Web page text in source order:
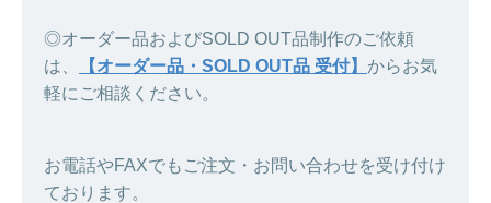
◎オーダー品およびSOLD OUT品制作のご依頼
は、
【オーダー品・SOLD OUT品 受付】 からお気
軽にご相談ください。
お電話やFAXでもご注文・お問い合わせを受け付け
ております。